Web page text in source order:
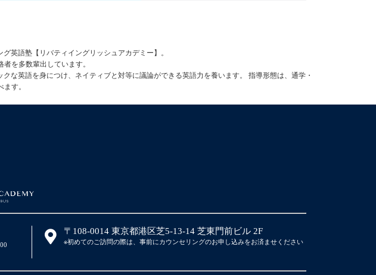
英語塾【リバティイングリッシュアカデミー】。
を多数輩出しています。
な英語を身につけ、ネイティブと対等に議論ができる英語力を養います。 指導形態は、通学・
す。
〒108-0014 東京都港区芝5-13-14 芝東門前ビル 2F
※初めてのご訪問の際は、事前にカウンセリングのお申し込みをお済ませください